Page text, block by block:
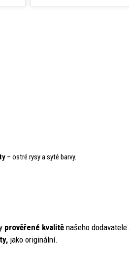
– ostré rysy a syté barvy.
prověřené kvalitě našeho dodavatele.
jako originální.